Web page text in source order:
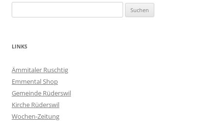
nach:
LINKS
Ämmitaler Ruschtig
Emmental Shop
Gemeinde Rüderswil
Kirche Rüderswil
Wochen-Zeitung